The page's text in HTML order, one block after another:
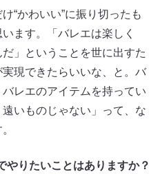
“かわいい”に振り切ったも
ます。「バレエは楽しく
」ということを世に出すた
現できたらいいな、と。バ
レエのアイテムを持ってい
いものじゃない」って、な
りたいことはありますか？